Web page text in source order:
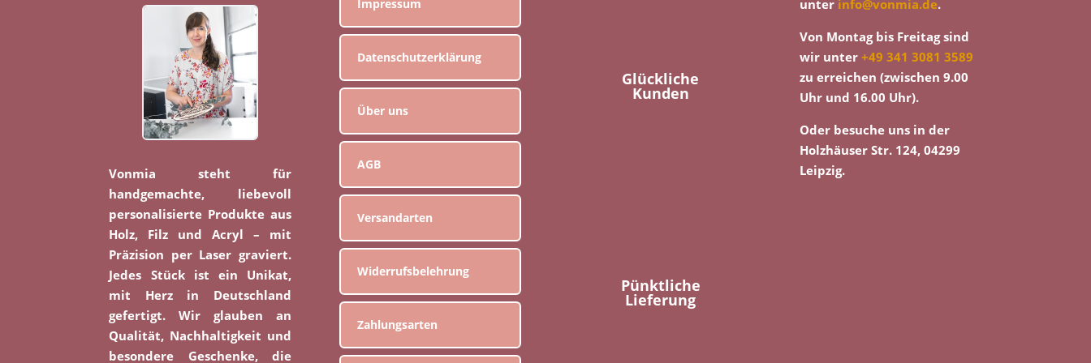
Vonmia steht für
handgemachte, liebevoll
personalisierte Produkte aus
Holz, Filz und Acryl – mit
Präzision per Laser graviert.
Jedes Stück ist ein Unikat,
mit Herz in Deutschland
gefertigt. Wir glauben an
Qualität, Nachhaltigkeit und
besondere Geschenke, die
Impressum
Datenschutzerklärung
Über uns
AGB
Versandarten
Widerrufsbelehrung
Zahlungsarten
Glückliche
Kunden
Pünktliche
Lieferung
unter info@vonmia.de.
Von Montag bis Freitag sind
wir unter+49 341 3081 3589
zu erreichen (zwischen 9.00
Uhr und 16.00 Uhr).
Oder besuche uns in der
Holzhäuser Str. 124, 04299
Leipzig.